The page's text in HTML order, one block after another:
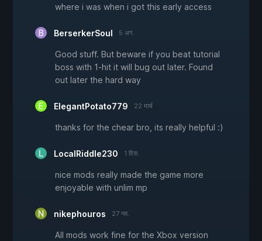
where i was when i got this early access
BerserkerSoul 5 अग.
Good stuff. But beware if you beat tutorial
boss with 1-hit it will bug out later. Found
out later the hard way
ElegantPotato779 22 मार्च
thanks for the chear bro, its really helpful :)
LocalRiddle230 1 दिस.
nice mods really made the game more
enjoyable with unlim mp
nikephouros 27 नव.
All mods work fine for the Xbox version